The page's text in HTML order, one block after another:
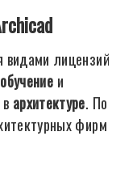
видами лицензий
обучение и
архитектуре. По
фирм